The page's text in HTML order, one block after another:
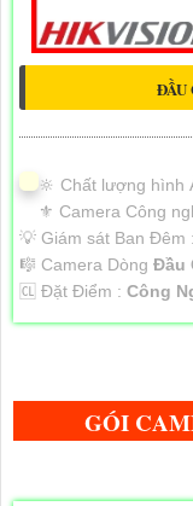
ĐẦU
🔆 Chất lượng hình
⚜️ Camera Công
💡 Giám sát Ban Đêm :
🎼️ Camera Dòng Đầu
️🆑 Đặt Điểm : Công
GÓI